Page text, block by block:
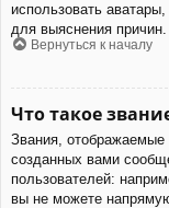
использовать
для выяснения причин.
Вернуться к началу
Что такое
Звания,
созданных вами
пользователей:
вы не можете